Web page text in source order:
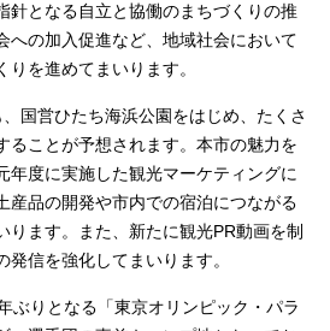
針となる自立と協働のまちづくりの推
への加入促進など、地域社会において
を進めてまいります。
国営ひたち海浜公園をはじめ、たくさ
ることが予想されます。本市の魅力を
年度に実施した観光マーケティングに
産品の開発や市内での宿泊につながる
ります。また、新たに観光PR動画を制
信を強化してまいります。
ぶりとなる「東京オリンピック・パラ